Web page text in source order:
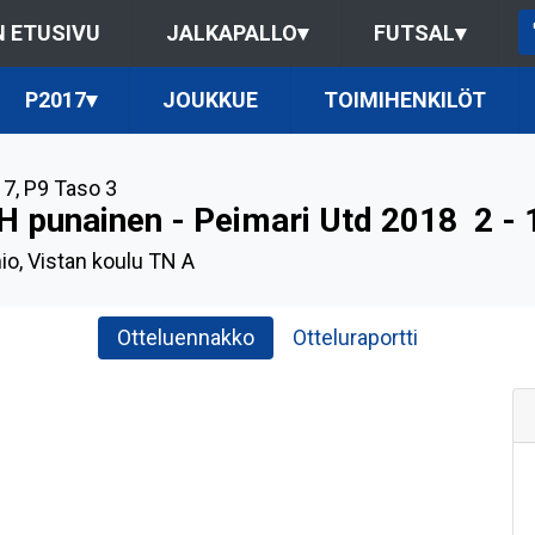
ETUSIVU JALKAPALLO▾ FUTSAL▾
P2017▾ JOUKKUE TOIMIHENKILÖT
, P9 Taso 3
punainen - Peimari Utd 2018 2 -
Vistan koulu TN A
Otteluennakko Otteluraportti